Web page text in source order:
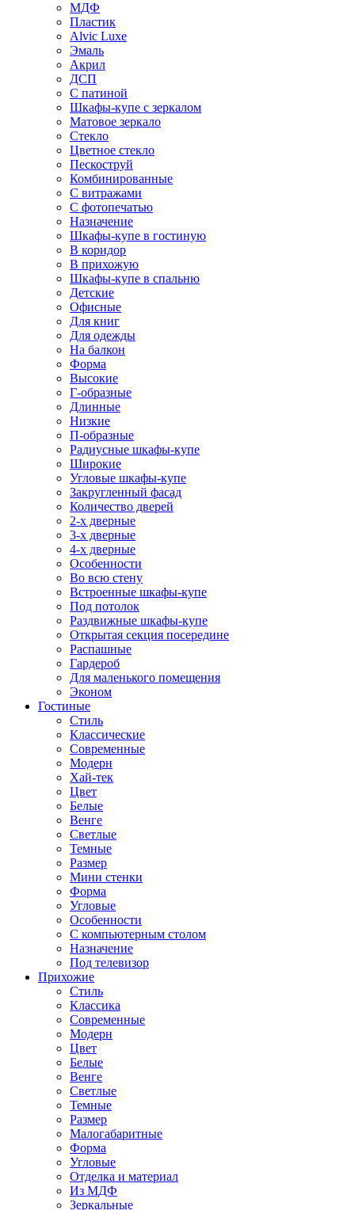
МДФ
Пластик
Alvic Luxe
Эмаль
Акрил
ДСП
С патиной
Шкафы-купе с зеркалом
Матовое зеркало
Стекло
Цветное стекло
Пескоструй
Комбинированные
С витражами
С фотопечатью
Назначение
Шкафы-купе в гостиную
В коридор
В прихожую
Шкафы-купе в спальню
Детские
Офисные
Для книг
Для одежды
На балкон
Форма
Высокие
Г-образные
Длинные
Низкие
П-образные
Радиусные шкафы-купе
Широкие
Угловые шкафы-купе
Закругленный фасад
Количество дверей
2-х дверные
3-х дверные
4-х дверные
Особенности
Во всю стену
Встроенные шкафы-купе
Под потолок
Раздвижные шкафы-купе
Открытая секция посередине
Распашные
Гардероб
Для маленького помещения
Эконом
Гостиные
Стиль
Классические
Современные
Модерн
Хай-тек
Цвет
Белые
Венге
Светлые
Темные
Размер
Мини стенки
Форма
Угловые
Особенности
С компьютерным столом
Назначение
Под телевизор
Прихожие
Стиль
Классика
Современные
Модерн
Цвет
Белые
Венге
Светлые
Темные
Размер
Малогабаритные
Форма
Угловые
Отделка и материал
Из МДФ
Зеркальные